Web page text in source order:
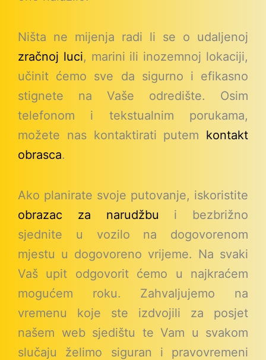
Ništa ne mijenja radi li se o udaljenoj
zračnoj luci, marini ili inozemnoj lokaciji,
učinit ćemo sve da sigurno i efikasno
stignete na Vaše odredište. Osim
telefonom i tekstualnim porukama,
možete nas kontaktirati putem kontakt
obrasca.
Ako planirate svoje putovanje, iskoristite
obrazac za narudžbu i bezbrižno
sjednite u vozilo na dogovorenom
mjestu u dogovoreno vrijeme. Na svaki
Vaš upit odgovorit ćemo u najkraćem
mogućem roku. Zahvaljujemo na
vremenu koje ste izdvojili za posjet
našem web sjedištu te Vam u svakom
slučaju želimo siguran i pravovremeni